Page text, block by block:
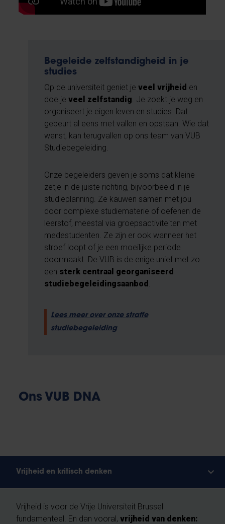
Begeleide zelfstandigheid in je
studies
Op de universiteit geniet je veel vrijheid en
doe je veel zelfstandig . Je zoekt je weg en
organiseert je eigen leven en studies. Dat
gebeurt al eens met vallen en opstaan. Wie dat
wenst, kan terugvallen op ons team van VUB
Studiebegeleiding.
Onze begeleiders geven je soms dat kleine
zetje in de juiste richting, bijvoorbeeld in je
studieplanning. Ze kauwen samen met jou
door complexe studiematerie of oefenen de
leerstof, meestal via groepsactiviteiten met
medestudenten. Ze zijn er ook wanneer het
stroef loopt of je een moeilijke periode
doormaakt. De VUB is de enige unief met zo
een sterk centraal georganiseerd
studiebegeleidingsaanbod
Lees meer over onze straffe
studiebegeleiding
Ons VUB DNA
Vrijheid en kritisch denken
Vrijheid is voor de Vrije Universiteit Brussel
fundamenteel. En dan vooral, vrijheid van denken: